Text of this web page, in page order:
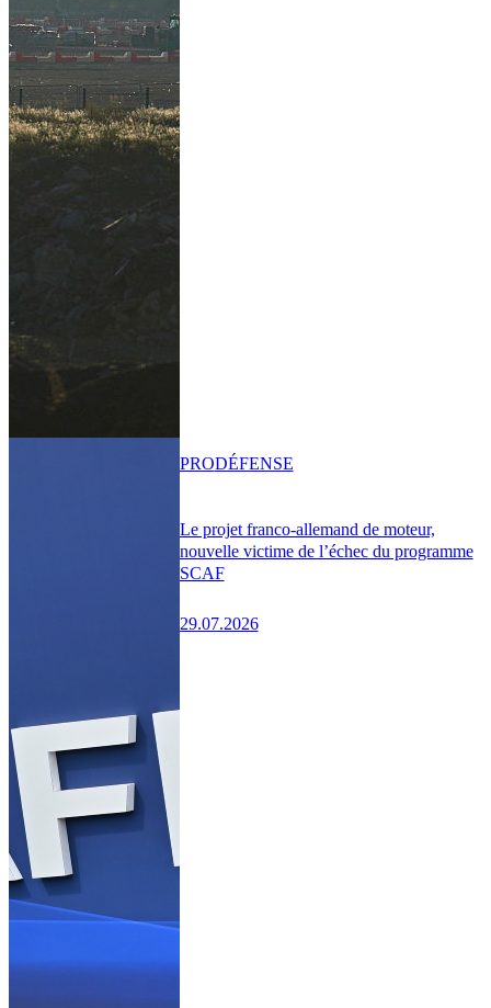
Le projet franco-allemand de moteur,
nouvelle victime de l’échec du programme
SCAF
29.07.2026
PRODÉFENSE